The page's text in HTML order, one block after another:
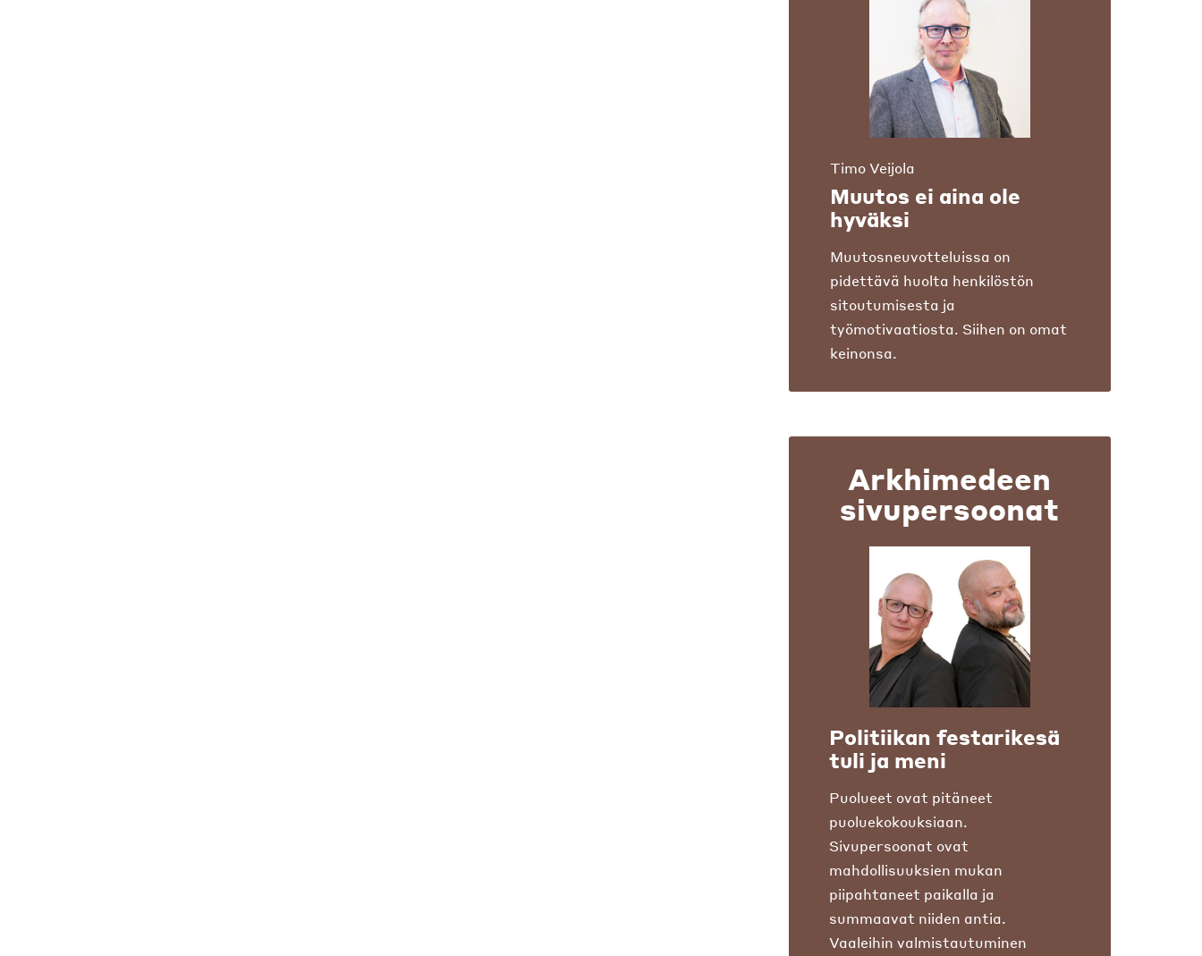
Timo Veijola
Muutos ei aina ole
hyväksi
Muutosneuvotteluissa on
pidettävä huolta henkilöstön
sitoutumisesta ja
työmotivaatiosta. Siihen on omat
keinonsa.
Arkhimedeen
sivupersoonat
Politiikan festarikesä
tuli ja meni
Puolueet ovat pitäneet
puoluekokouksiaan.
Sivupersoonat ovat
mahdollisuuksien mukan
piipahtaneet paikalla ja
summaavat niiden antia.
Vaaleihin valmistautuminen